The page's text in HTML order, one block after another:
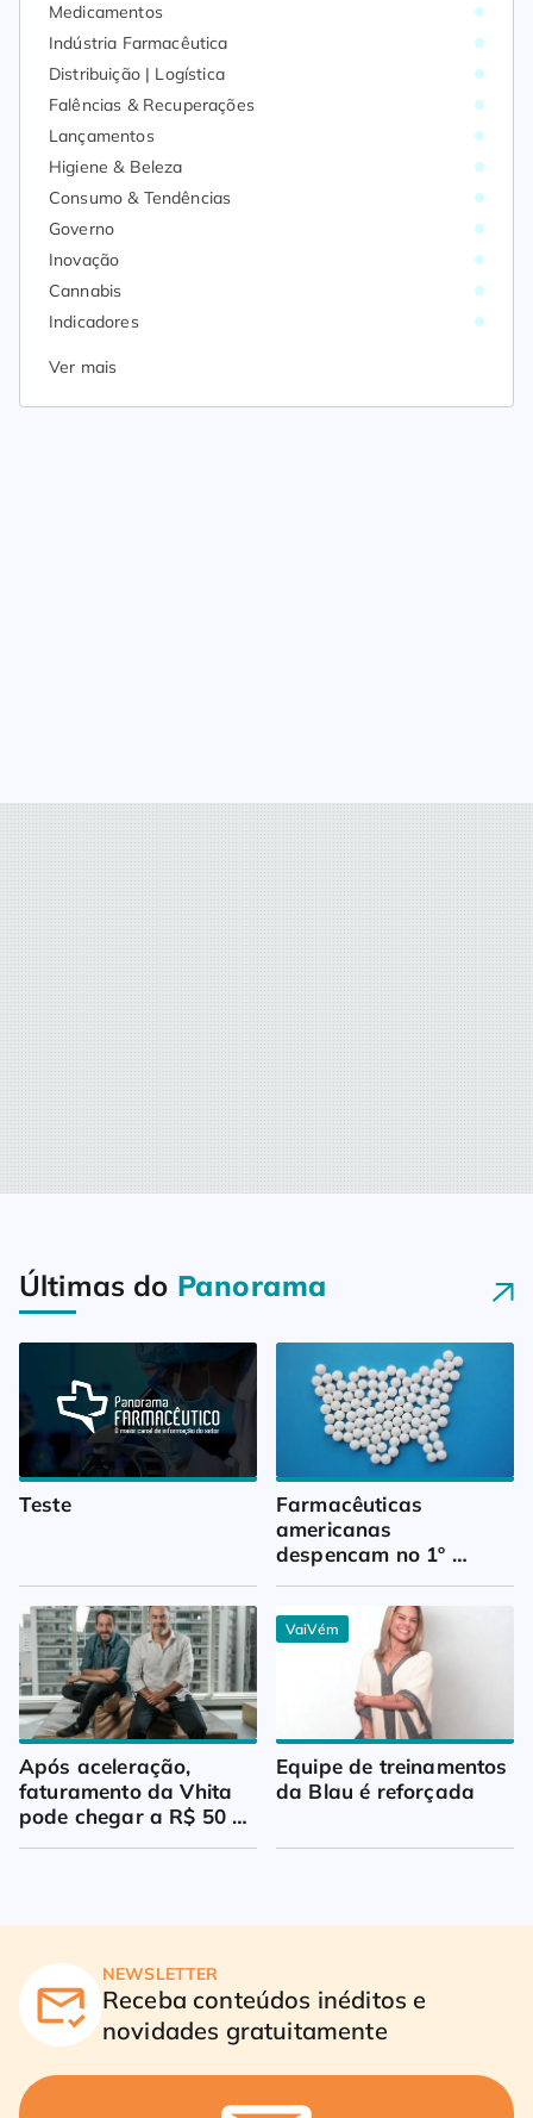
Medicamentos
Indústria Farmacêutica
Distribuição | Logística
Falências & Recuperações
Lançamentos
Higiene & Beleza
Consumo & Tendências
Governo
Inovação
Cannabis
Indicadores
Ver mais
Últimas do Panorama
Teste
Farmacêuticas
americanas
despencam no 1º
Após aceleração,
faturamento da Vhita
pode chegar a R$ 50
milhões
VaiVém
Equipe de treinamentos
da Blau é reforçada
NEWSLETTER
Receba conteúdos inéditos e
novidades gratuitamente